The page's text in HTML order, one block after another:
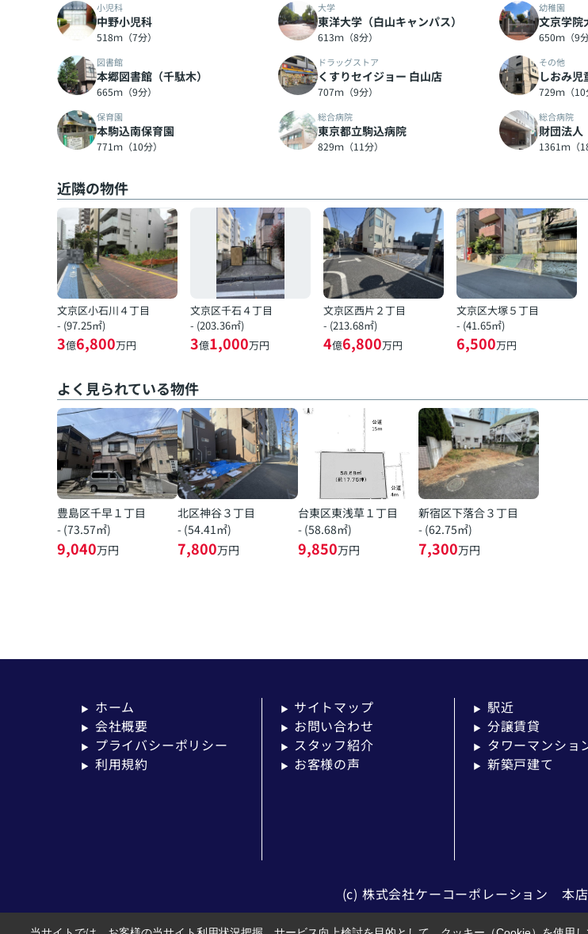
小児科
中野小児科
518ｍ（7分）
大学
東洋大学（白山キャンパス）
613ｍ（8分）
幼稚園
文京学院
650ｍ（9分
図書館
本郷図書館（千駄木）
665ｍ（9分）
ドラッグストア
くすりセイジョー 白山店
707ｍ（9分）
その他
しおみ児
729ｍ（10
保育園
本駒込南保育園
771ｍ（10分）
総合病院
東京都立駒込病院
829ｍ（11分）
総合病院
財団法
1361ｍ（
近隣の物件
文京区小石川４丁目
- (97.25㎡)
3億6,800万円
文京区千石４丁目
- (203.36㎡)
3億1,000万円
文京区西片２丁目
- (213.68㎡)
4億6,800万円
文京区大塚５丁目
- (41.65㎡)
6,500万円
よく見られている物件
豊島区千早１丁目
- (73.57㎡)
9,040万円
北区神谷３丁目
- (54.41㎡)
7,800万円
台東区東浅草１丁目
- (58.68㎡)
9,850万円
新宿区下落合３丁目
- (62.75㎡)
7,300万円
▶ ホーム
▶ 会社概要
▶ プライバシーポリシー
▶ 利用規約
▶ サイトマップ
▶ お問い合わせ
▶ スタッフ紹介
▶ お客様の声
▶ 駅近
▶ 分譲賃貸
▶ タワーマンショ
▶ 新築戸建て
(c) 株式会社ケーコーポレーション 本